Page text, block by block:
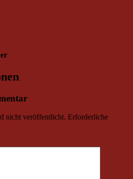
nicht veröffentlicht. Erforderliche